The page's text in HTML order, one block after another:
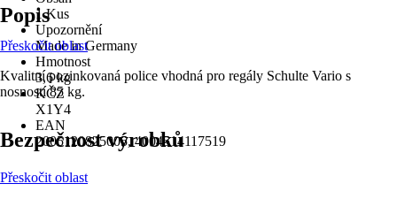
1 Kus
Upozornění
Made in Germany
Hmotnost
3,6 kg
KČZ
X1Y4
EAN
2005120825005, 4004514117519
Popis
Přeskočit oblast
Kvalitní pozinkovaná police vhodná pro regály Schulte Vario s
nosností 85 kg.
Bezpečnost výrobků
Přeskočit oblast